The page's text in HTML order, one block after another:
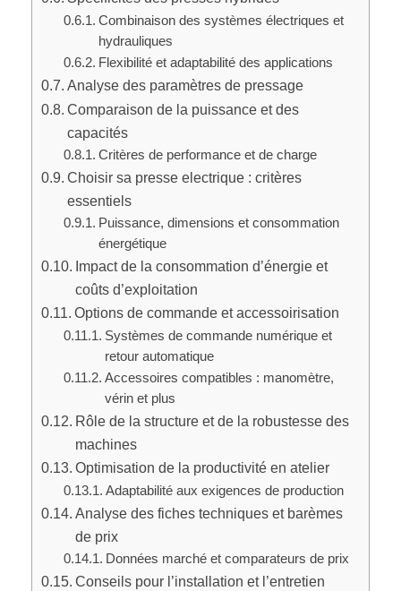
Combinaison des systèmes électriques et
hydrauliques
Flexibilité et adaptabilité des applications
Analyse des paramètres de pressage
Comparaison de la puissance et des
capacités
Critères de performance et de charge
Choisir sa presse electrique : critères
essentiels
Puissance, dimensions et consommation
énergétique
Impact de la consommation d’énergie et
coûts d’exploitation
Options de commande et accessoirisation
Systèmes de commande numérique et
retour automatique
Accessoires compatibles : manomètre,
vérin et plus
Rôle de la structure et de la robustesse des
machines
Optimisation de la productivité en atelier
Adaptabilité aux exigences de production
Analyse des fiches techniques et barèmes
de prix
Données marché et comparateurs de prix
Conseils pour l’installation et l’entretien